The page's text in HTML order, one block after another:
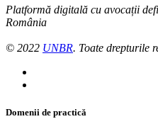
Platformă digitală cu avocații
România
© 2022 UNBR. Toate drepturile
Domenii de practică